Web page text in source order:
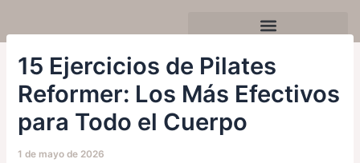
contenido
15 Ejercicios de Pilates
Reformer: Los Más Efectivos
para Todo el Cuerpo
1 de mayo de 2026
entradas